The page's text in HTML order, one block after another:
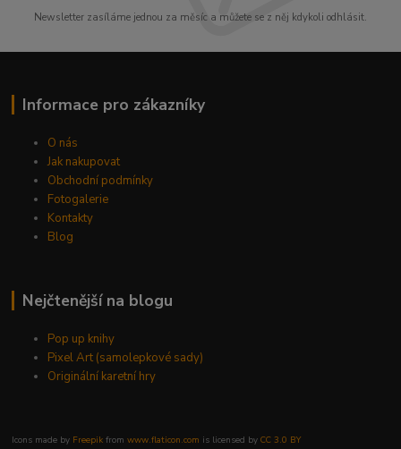
Newsletter zasíláme jednou za měsíc a můžete se z něj kdykoli odhlásit.
Informace pro zákazníky
O nás
Jak nakupovat
Obchodní podmínky
Fotogalerie
Kontakty
Blog
Nejčtenější na blogu
Pop up knihy
Pixel Art (samolepkové sady)
Originální karetní hry
Icons made by Freepik fromwww.flaticon.com is licensed byCC 3.0 BY